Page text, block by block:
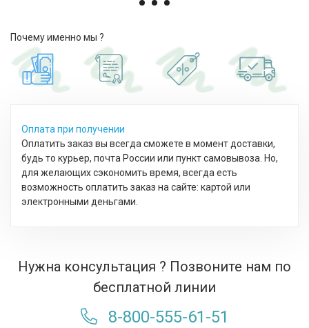
Почему именно мы ?
Оплата при получении
Оплатить заказ вы всегда сможете в момент доставки,
будь то курьер, почта России или пункт самовывоза. Но,
для желающих сэкономить время, всегда есть
возможность оплатить заказ на сайте: картой или
электронными деньгами.
Нужна консультация ? Позвоните нам по
бесплатной линии
8-800-555-61-51